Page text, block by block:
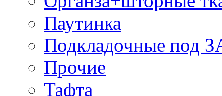
Паутинка
Подкладочные под
Прочие
Тафта